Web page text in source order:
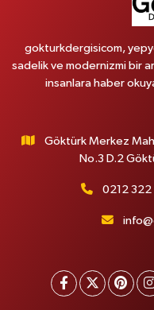
gokturkdergisicom,
sadelik ve modernizmi bir
insanlara haber
Göktürk Merkez
No.3 D.2
0212 322